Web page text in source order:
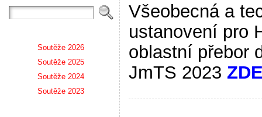
Soutěže 2026
Soutěže 2025
Soutěže 2024
Soutěže 2023
Všeobecná a
ustanovení pro
oblastní přebor
JmTS 2023